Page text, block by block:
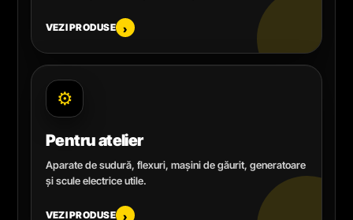
VEZI PRODUSE ›
⚙️
Pentru atelier
Aparate de sudură, flexuri, mașini de găurit, generatoare
și scule electrice utile.
VEZI PRODUSE ›